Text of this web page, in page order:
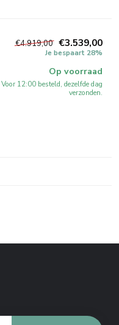
€4.919,00 €3.539,00
Je bespaart 28%
Op voorraad
Voor 12:00 besteld, dezelfde dag
verzonden.